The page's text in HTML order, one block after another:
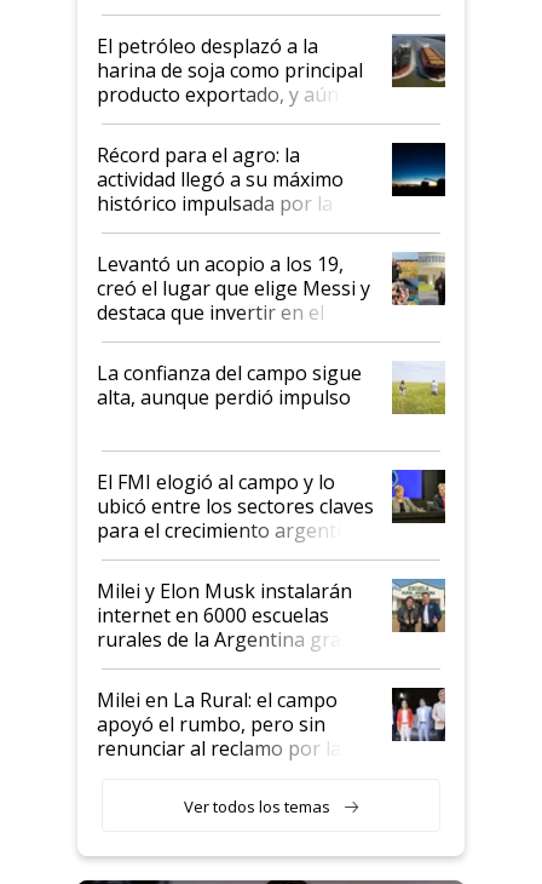
El petróleo desplazó a la
harina de soja como principal
producto exportado, y aún así
el agro aportó casi seis de cada
diez dólares y sostuvo el
liderazgo en un semestre
récord
Récord para el agro: la
actividad llegó a su máximo
histórico impulsada por la
cosecha y las exportaciones
Levantó un acopio a los 19,
creó el lugar que elige Messi y
destaca que invertir en el
kirchnerismo era como "darle
plata a un hijo para droga":
Juan Félix Rossetti, el libertario
que de una dura crisis salió
de Milei
La confianza del campo sigue
alta, aunque perdió impulso
El FMI elogió al campo y lo
ubicó entre los sectores claves
para el crecimiento argentino
Milei y Elon Musk instalarán
internet en 6000 escuelas
rurales de la Argentina gracias
a un acuerdo con Starlink
Milei en La Rural: el campo
apoyó el rumbo, pero sin
renunciar al reclamo por las
Ver todos los temas